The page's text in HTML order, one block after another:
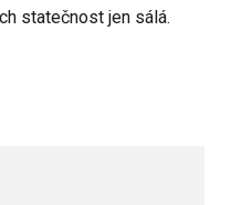
statečnost jen sálá.